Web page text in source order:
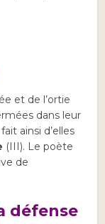
et de l’ortie
dans leur
ainsi d’elles
(III). Le poète
de
défense